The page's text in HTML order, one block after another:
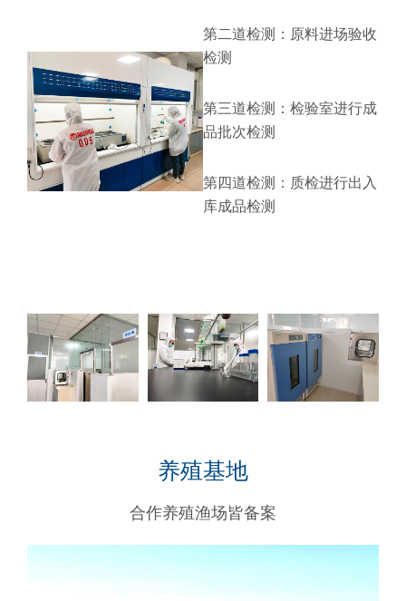
第二道检测：原料进场验收
检测
第三道检测：检验室进行成
品批次检测
第四道检测：质检进行出入
库成品检测
养殖基地
合作养殖渔场皆备案